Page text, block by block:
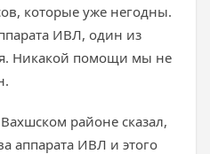
которые уже негодны.
ИВЛ, один из
Никакой помощи мы не
районе сказал,
аппарата ИВЛ и этого